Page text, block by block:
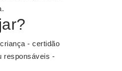
- certidão
responsáveis -